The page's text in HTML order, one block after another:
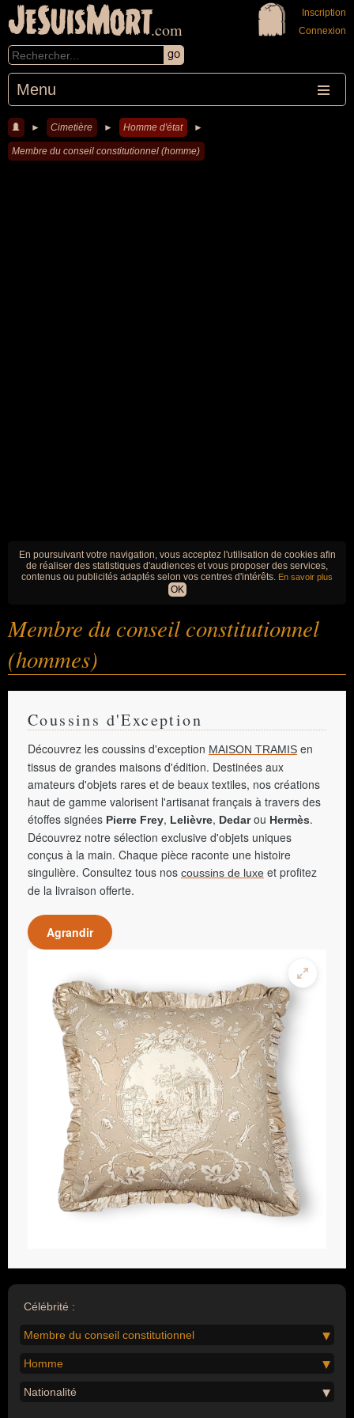
JeSuisMort.com
Menu
Inscription
Connexion
► Cimetière ► Homme d'état ►
Membre du conseil constitutionnel (homme)
En poursuivant votre navigation, vous acceptez l'utilisation de cookies afin
de réaliser des statistiques d'audiences et vous proposer des services,
contenus ou publicités adaptés selon vos centres d'intérêts. En savoir plus
OK
Membre du conseil constitutionnel
(hommes)
Coussins d'Exception
Découvrez les coussins d'exception MAISON TRAMIS en
tissus de grandes maisons d'édition. Destinées aux
amateurs d'objets rares et de beaux textiles, nos créations
haut de gamme valorisent l'artisanat français à travers des
étoffes signées Pierre Frey, Lelièvre, Dedarou Hermès.
Découvrez notre sélection exclusive d'objets uniques
conçus à la main. Chaque pièce raconte une histoire
singulière. Consultez tous nos coussins de luxe et profitez
de la livraison offerte.
Agrandir
Célébrité :
Membre du conseil constitutionnel
Homme
Nationalité